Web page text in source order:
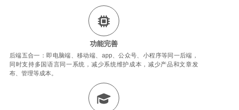
功能完善
后端五合一：即电脑端、移动端、app、公众号、小程序等同一后端，
同时支持多国语言同一系统，减少系统维护成本，减少产品和文章发
布、管理等成本。